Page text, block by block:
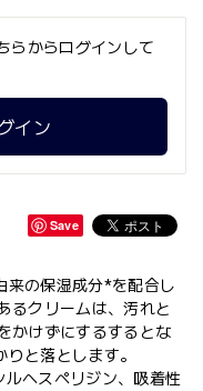
らからログインして
イン
Save
来の保湿成分*を配合し
るクリームは、汚れと
かけずにするするとな
と落とします。
ヘスペリジン、吸着性